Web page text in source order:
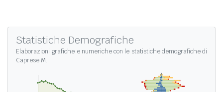
Statistiche Demografiche
Elaborazioni grafiche e numeriche con le statistiche demografiche di
Caprese M.